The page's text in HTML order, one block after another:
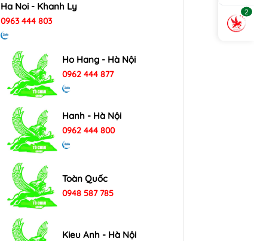
Ha Noi - Khanh Ly
0963 444 803
Ho Hang - Hà Nội
0962 444 877
Hanh - Hà Nội
0962 444 800
Toàn Quốc
0948 587 785
Kieu Anh - Hà Nội
2